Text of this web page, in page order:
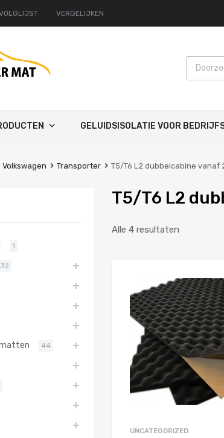
VERGELIJKEN
GELUIDSISOLATIE VOOR
Volkswagen Transporter T5/T6 L2 dubbelcabine vanaf
T5/T6 L2
Alle 4 resultaten
UNCATEGORIZED
1
32
44